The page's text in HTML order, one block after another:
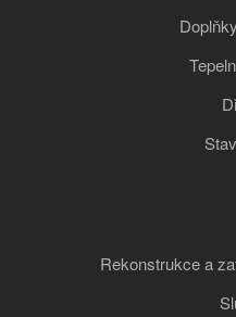
Rekonstrukce a